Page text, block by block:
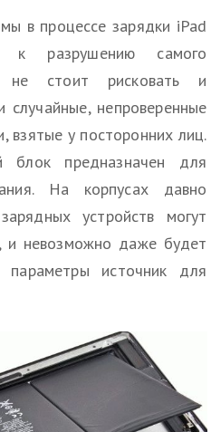
в процессе зарядки iPad
к разрушению самого
не стоит рисковать и
случайные, непроверенные
взятые у посторонних лиц.
предназначен для
На корпусах давно
устройств могут
и невозможно даже будет
источник для